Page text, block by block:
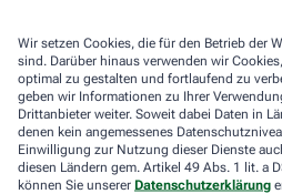
Wir setzen Cookies, die für den Betrieb der
sind. Darüber hinaus verwenden wir
optimal zu gestalten und fortlaufend zu
geben wir Informationen zu Ihrer
Drittanbieter weiter. Soweit dabei Daten in
denen kein angemessenes
Einwilligung zur Nutzung dieser Dienste
diesen Ländern gem. Artikel 49 Abs. 1 lit. a
können Sie unserer Datenschutzerklärung